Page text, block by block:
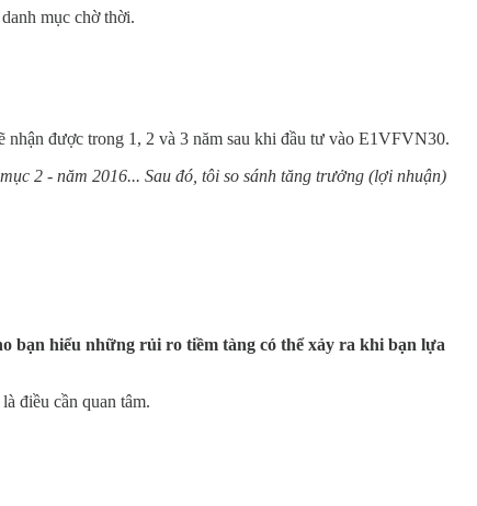
mục chờ thời.
được trong 1, 2 và 3 năm sau khi đầu tư vào E1VFVN30.
2 - năm 2016... Sau đó, tôi so sánh tăng trưởng (lợi nhuận)
bạn hiểu những rủi ro tiềm tàng có thể xảy ra khi bạn lựa
điều cần quan tâm.